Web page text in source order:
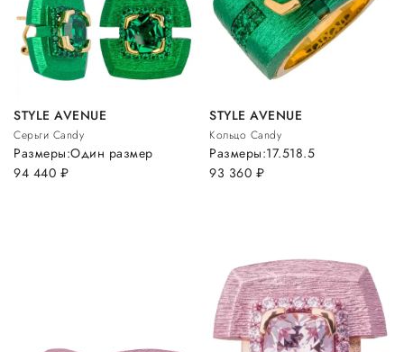
STYLE AVENUE
Серьги Candy
94 440 руб.
Размеры:Один размер
STYLE AVENUE
Кольцо Candy
93 360 руб.
Размеры:17.518.5